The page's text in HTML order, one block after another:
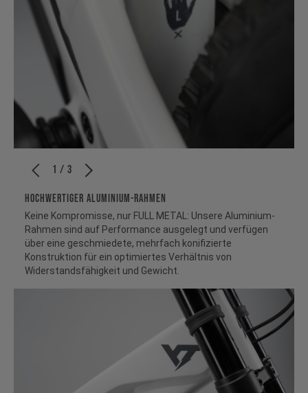
1 / 3
HOCHWERTIGER ALUMINIUM-RAHMEN
Keine Kompromisse, nur FULL METAL: Unsere Aluminium-
Rahmen sind auf Performance ausgelegt und verfügen
über eine geschmiedete, mehrfach konifizierte
Konstruktion für ein optimiertes Verhältnis von
Widerstandsfähigkeit und Gewicht.